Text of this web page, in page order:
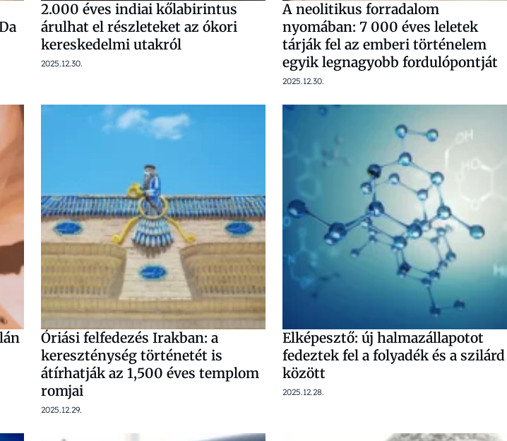
2.000 éves indiai kőlabirintus
árulhat el részleteket az ókori
kereskedelmi utakról
2025.12.30.
A neolitikus forradalom
nyomában: 7 000 éves leletek
tárják fel az emberi történelem
egyik legnagyobb fordulópontját
2025.12.30.
Óriási felfedezés Irakban: a
kereszténység történetét is
átírhatják az 1,500 éves templom
romjai
2025.12.29.
Elképesztő: új halmazállapotot
fedeztek fel a folyadék és a szilárd
között
2025.12.28.